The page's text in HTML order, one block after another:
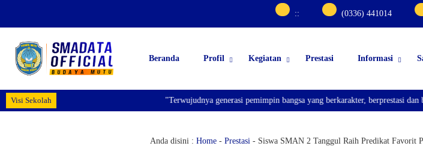
:: (0336) 441014
Beranda Profil Kegiatan Prestasi Informasi
Visi Sekolah "Terwujudnya generasi pemimpin bangsa yang berkarakter, berprestasi dan
Anda disini : Home- Prestasi- Siswa SMAN 2 Tanggul Raih Predikat Favorit